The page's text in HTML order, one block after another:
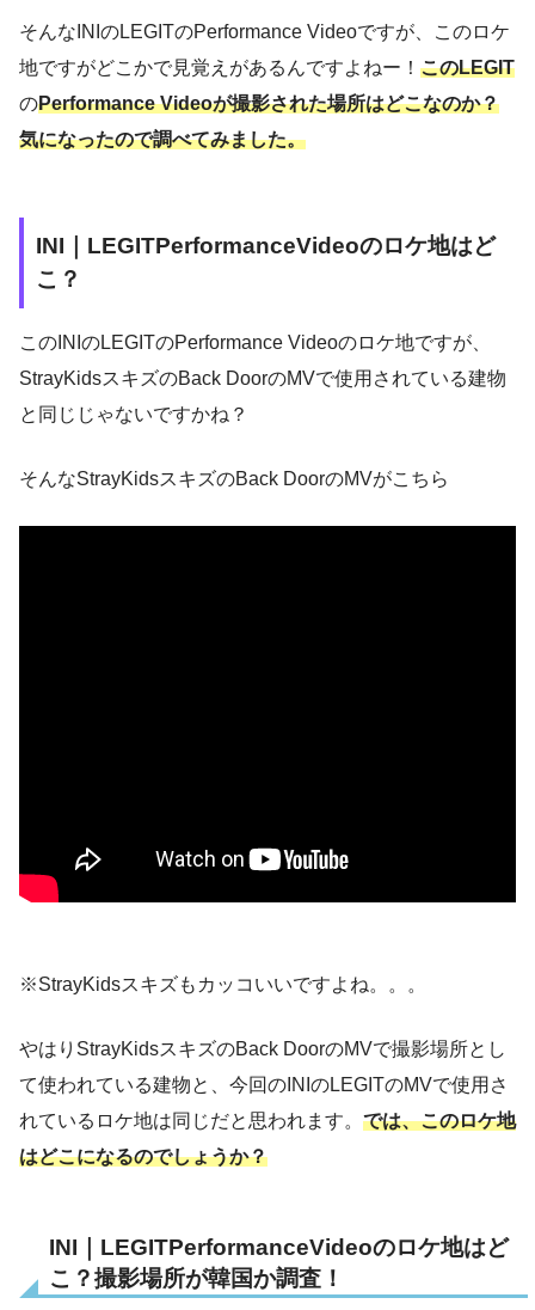
そんなINIのLEGITのPerformance Videoですが、このロケ
地ですがどこかで見覚えがあるんですよねー！ このLEGIT
のPerformance Videoが撮影された場所はどこなのか？
気になったので調べてみました。
INI｜LEGITPerformanceVideoのロケ地はど
こ？
このINIのLEGITのPerformance Videoのロケ地ですが、
StrayKidsスキズのBack DoorのMVで使用されている建物
と同じじゃないですかね？
そんなStrayKidsスキズのBack DoorのMVがこちら
※StrayKidsスキズもカッコいいですよね。。。
やはりStrayKidsスキズのBack DoorのMVで撮影場所とし
て使われている建物と、今回のINIのLEGITのMVで使用さ
れているロケ地は同じだと思われます。 では、このロケ地
はどこになるのでしょうか？
INI｜LEGITPerformanceVideoのロケ地はど
こ？撮影場所が韓国か調査！